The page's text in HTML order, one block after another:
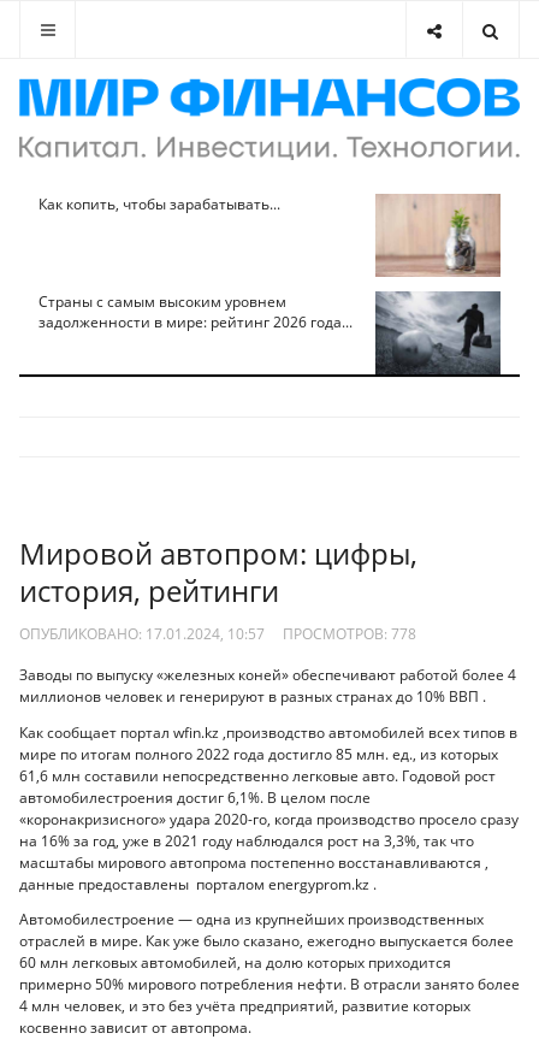
Как копить, чтобы зарабатывать...
Страны с самым высоким уровнем
задолженности в мире: рейтинг 2026 года...
Мировой автопром: цифры,
история, рейтинги
ОПУБЛИКОВАНО: 17.01.2024, 10:57 ПРОСМОТРОВ: 778
Заводы по выпуску «железных коней» обеспечивают работой более 4
миллионов человек и генерируют в разных странах до 10% ВВП .
Как сообщает портал wfin.kz ,производство автомобилей всех типов в
мире по итогам полного 2022 года достигло 85 млн. ед., из которых
61,6 млн составили непосредственно легковые авто. Годовой рост
автомобилестроения достиг 6,1%. В целом после
«коронакризисного» удара 2020-го, когда производство просело сразу
на 16% за год, уже в 2021 году наблюдался рост на 3,3%, так что
масштабы мирового автопрома постепенно восстанавливаются ,
данные предоставлены порталом energyprom.kz .
Автомобилестроение — одна из крупнейших производственных
отраслей в мире. Как уже было сказано, ежегодно выпускается более
60 млн легковых автомобилей, на долю которых приходится
примерно 50% мирового потребления нефти. В отрасли занято более
4 млн человек, и это без учёта предприятий, развитие которых
косвенно зависит от автопрома.